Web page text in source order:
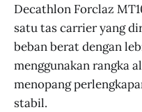
Decathlon Forclaz
satu tas carrier yang
beban berat dengan
menggunakan rangka
menopang
stabil.